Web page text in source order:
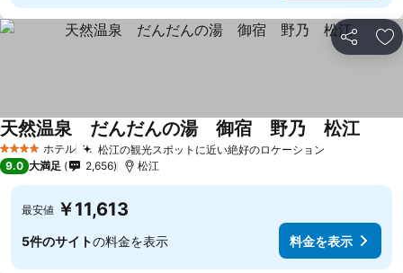
シェア お
4 ホテルのランク
ホテル 松江の観光スポットに近い絶好のロケーション
天然温泉 だんだんの湯 御宿 野乃 松江
9.0 大満足 2,656 松江
最安値 ￥11,613
5件のサイトの料金を表示 料金を表示